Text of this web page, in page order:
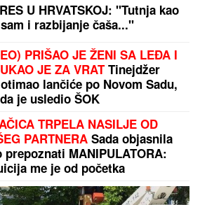
U HRVATSKOJ: "Tutnja kao
i razbijanje čaša..."
PRIŠAO JE ŽENI SA LEĐA I
JE ZA VRATTinejdžer
lančiće po Novom Sadu,
je usledio ŠOK
TRPELA NASILJE OD
PARTNERA Sada objasnila
prepoznati MANIPULATORA:
me je od početka